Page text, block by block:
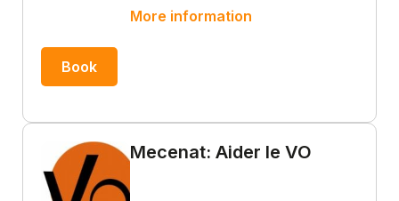
More information
Book
Mecenat: Aider le VO